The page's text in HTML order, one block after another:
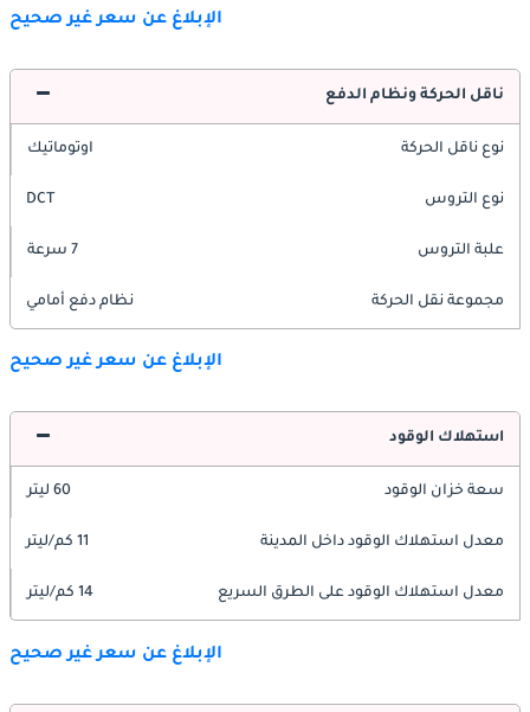
الإبلاغ عن سعر غير صحيح
ناقل الحركة ونظام الدفع
نوع ناقل الحركة اوتوماتيك
نوع التروس DCT
علبة التروس 7 سرعة
مجموعة نقل الحركة نظام دفع أمامي
الإبلاغ عن سعر غير صحيح
استهلاك الوقود
سعة خزان الوقود 60 ليتر
معدل استهلاك الوقود داخل المدينة 11 كم/ليتر
معدل استهلاك الوقود على الطرق السريع 14 كم/ليتر
الإبلاغ عن سعر غير صحيح